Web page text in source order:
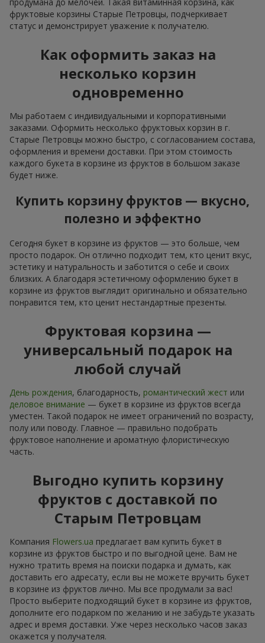
фруктовые корзины Старые Петровцы, подчеркивает
статус и демонстрирует уважение к получателю.
Как оформить заказ на
несколько корзин
одновременно
Мы работаем с индивидуальными и корпоративными
заказами. Оформить несколько фруктовых корзин в г.
Старые Петровцы можно быстро, с согласованием состава,
оформления и времени доставки. При этом стоимость
каждого букета в корзине из фруктов в большом заказе
будет ниже.
Купить корзину фруктов — вкусно,
полезно и эффектно
Сегодня букет в корзине из фруктов — это больше, чем
просто подарок. Он отлично подходит тем, кто ценит вкус,
эстетику и натуральность и заботится о себе и своих
близких. А благодаря эстетичному оформлению букет в
корзине из фруктов выглядит оригинально и обязательно
понравится тем, кто ценит нестандартные презенты.
Фруктовая корзина —
универсальный подарок на
любой случай
День рождения, благодарность, романтический жест или
деловое внимание — букет в корзине из фруктов всегда
уместен. Такой подарок не имеет ограничений по возрасту,
полу или поводу. Главное — правильно подобрать
фруктовое наполнение и ароматную флористическую
часть.
Выгодно купить корзину
фруктов с доставкой по
Старым Петровцам
Компания Flowers.ua предлагает вам купить букет в
корзине из фруктов быстро и по выгодной цене. Вам не
нужно тратить время на поиски подарка и думать, как
доставить его адресату, если вы не можете вручить букет
в корзине из фруктов лично. Мы все продумали за вас!
Просто выберите подходящий букет в корзине из фруктов,
дополните его подарком по желанию и не забудьте указать
адрес и время доставки. Уже через несколько часов заказ
окажется у получателя.